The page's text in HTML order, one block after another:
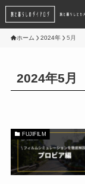
ホーム 2024年 5月
2024年5月
FUJIFILM